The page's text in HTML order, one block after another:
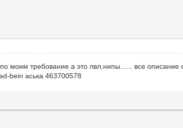
моим требование а это лвл,нипы...... все
bein аська 463700578